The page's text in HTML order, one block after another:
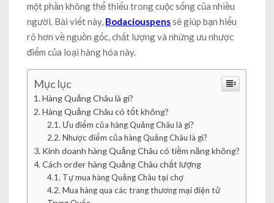
một phần không thể thiếu trong cuộc sống của nhiều
người. Bài viết này, Bodaciouspenssẽ giúp bạn hiểu
rõ hơn về nguồn gốc, chất lượng và những ưu nhược
điểm của loại hàng hóa này.
Mục lục
Hàng Quảng Châu là gì?
Hàng Quảng Châu có tốt không?
Ưu điểm của hàng Quảng Châu là gì?
Nhược điểm của hàng Quảng Châu là gì?
Kinh doanh hàng Quảng Châu có tiềm năng không?
Cách order hàng Quảng Châu chất lượng
Tự mua hàng Quảng Châu tại chợ
Mua hàng qua các trang thương mại điện tử